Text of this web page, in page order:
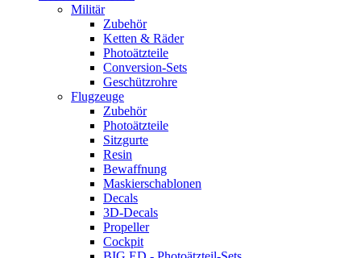
Militär
Zubehör
Ketten & Räder
Photoätzteile
Conversion-Sets
Geschützrohre
Flugzeuge
Zubehör
Photoätzteile
Sitzgurte
Resin
Bewaffnung
Maskierschablonen
Decals
3D-Decals
Propeller
Cockpit